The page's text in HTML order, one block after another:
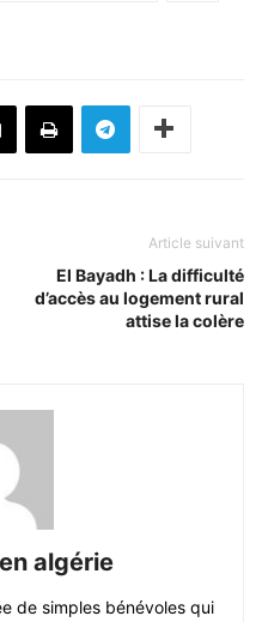
Article suivant
El Bayadh : La difficulté
d’accès au logement rural
attise la colère
algérie
de simples bénévoles qui